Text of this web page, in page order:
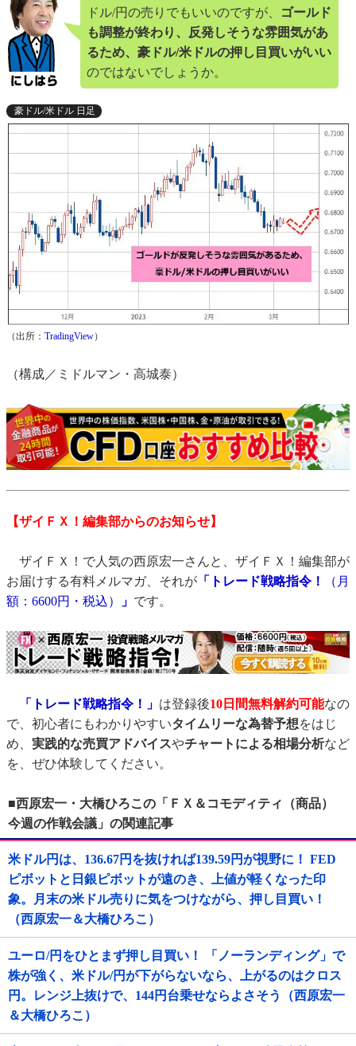
ドル/円の売りでもいいのですが、
ゴールド
も調整が終わり、反発しそうな雰囲気があ
るため、豪ドル/米ドルの押し目買いがいい
のではないでしょうか。
豪ドル/米ドル 日足
（出所： TradingView）
（構成／ミドルマン・高城泰）
【ザイＦＸ！編集部からのお知らせ】
ザイＦＸ！で人気の西原宏一さんと、ザイＦＸ！編集部が
お届けする有料メルマガ、それが 「トレード戦略指令！
（月
額：6600円・税込）
」 です。
「トレード戦略指令！」 は登録後10日間無料解約可能なの
で、初心者にもわかりやすいタイムリーな為替予想をはじ
め、 実践的な売買アドバイスやチャートによる相場分析など
を、ぜひ体験してください。
■西原宏一・大橋ひろこの「ＦＸ＆コモディティ（商品）
今週の作戦会議」の関連記事
米ドル円は、136.67円を抜ければ139.59円が視野に！ FED
ピボットと日銀ピボットが遠のき、上値が軽くなった印
象。月末の米ドル売りに気をつけながら、押し目買い！
（西原宏一＆大橋ひろこ）
ユーロ/円をひとまず押し目買い！ 「ノーランディング」で
株が強く、米ドル/円が下がらないなら、上がるのはクロス
円。レンジ上抜けで、144円台乗せならよさそう（西原宏一
＆大橋ひろこ）